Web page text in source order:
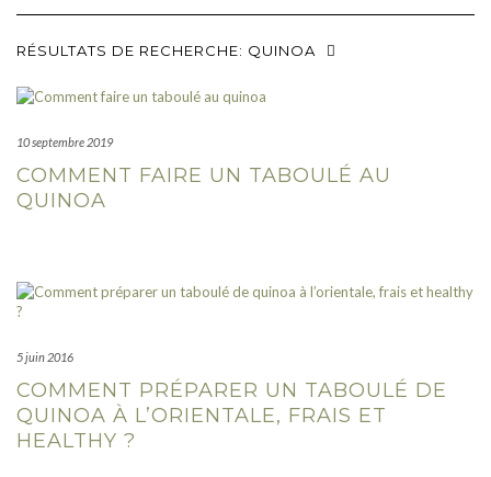
RÉSULTATS DE RECHERCHE: QUINOA
10 septembre 2019
COMMENT FAIRE UN TABOULÉ AU
QUINOA
5 juin 2016
COMMENT PRÉPARER UN TABOULÉ DE
QUINOA À L’ORIENTALE, FRAIS ET
HEALTHY ?